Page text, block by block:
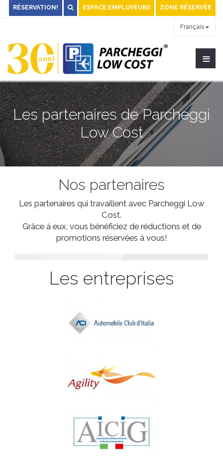
RÉSERVATION! ESPACE EMPLOYEURS ZONE RÉSERVÉE
Français
≡
Les partenaires de Parcheggi
Low Cost
Nos partenaires
Les partenaires qui travaillent avec Parcheggi Low
Cost.
Grâce à eux, vous bénéficiez de réductions et de
promotions réservées à vous!
Les entreprises